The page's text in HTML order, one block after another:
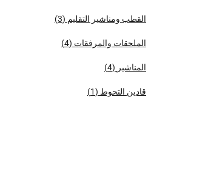
القطب ومناشير التقليم (3)
الملحقات والمرفقات (4)
المناشير (4)
قادين التحوط (1)